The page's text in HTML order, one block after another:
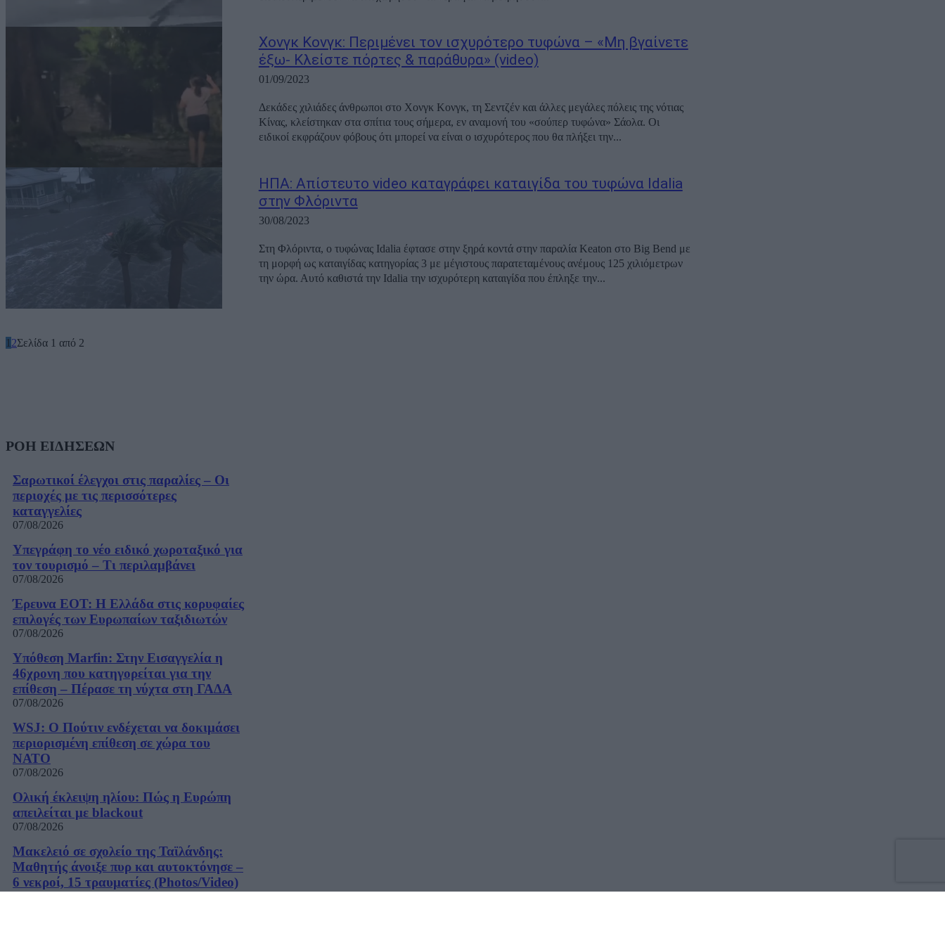
Χονγκ Κονγκ: Περιμένει τον ισχυρότερο τυφώνα – «Μη βγαίνετε
έξω- Κλείστε πόρτες & παράθυρα» (video)
01/09/2023
Δεκάδες χιλιάδες άνθρωποι στο Χονγκ Κονγκ, τη Σεντζέν και άλλες μεγάλες πόλεις της νότιας
Κίνας, κλείστηκαν στα σπίτια τους σήμερα, εν αναμονή του «σούπερ τυφώνα» Σάολα. Οι
ειδικοί εκφράζουν φόβους ότι μπορεί να είναι ο ισχυρότερος που θα πλήξει την...
ΗΠΑ: Απίστευτο video καταγράφει καταιγίδα του τυφώνα Idalia
στην Φλόριντα
30/08/2023
Στη Φλόριντα, ο τυφώνας Idalia έφτασε στην ξηρά κοντά στην παραλία Keaton στο Big Bend με
τη μορφή ως καταιγίδας κατηγορίας 3 με μέγιστους παρατεταμένους ανέμους 125 χιλιόμετρων
την ώρα. Αυτό καθιστά την Idalia την ισχυρότερη καταιγίδα που έπληξε την...
1 2Σελίδα 1 από 2
ΡΟΗ ΕΙΔΗΣΕΩΝ
Σαρωτικοί έλεγχοι στις παραλίες – Οι
περιοχές με τις περισσότερες
καταγγελίες
07/08/2026
Υπεγράφη το νέο ειδικό χωροταξικό για
τον τουρισμό – Τι περιλαμβάνει
07/08/2026
Έρευνα ΕΟΤ: Η Ελλάδα στις κορυφαίες
επιλογές των Ευρωπαίων ταξιδιωτών
07/08/2026
Υπόθεση Marfin: Στην Εισαγγελία η
46χρονη που κατηγορείται για την
επίθεση – Πέρασε τη νύχτα στη ΓΑΔΑ
07/08/2026
WSJ: Ο Πούτιν ενδέχεται να δοκιμάσει
περιορισμένη επίθεση σε χώρα του
ΝΑΤΟ
07/08/2026
Ολική έκλειψη ηλίου: Πώς η Ευρώπη
απειλείται με blackout
07/08/2026
Μακελειό σε σχολείο της Ταϊλάνδης:
Μαθητής άνοιξε πυρ και αυτοκτόνησε –
6 νεκροί, 15 τραυματίες (Photos/Video)